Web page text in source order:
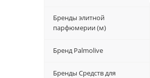
Бренды элитной
парфюмерии (м)
Бренд Palmolive
Бренды Средств для